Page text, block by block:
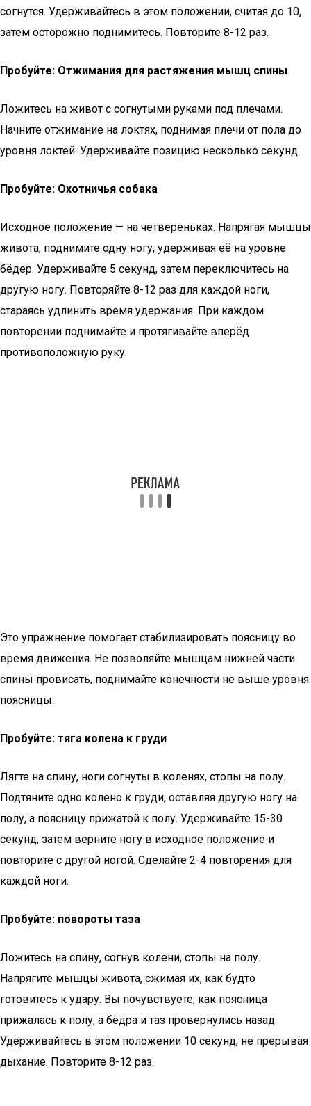
согнутся. Удерживайтесь в этом положении, считая до 10,
затем осторожно поднимитесь. Повторите 8-12 раз.
Пробуйте: Отжимания для растяжения мышц спины
Ложитесь на живот с согнутыми руками под плечами.
Начните отжимание на локтях, поднимая плечи от пола до
уровня локтей. Удерживайте позицию несколько секунд.
Пробуйте: Охотничья собака
Исходное положение — на четвереньках. Напрягая мышцы
живота, поднимите одну ногу, удерживая её на уровне
бёдер. Удерживайте 5 секунд, затем переключитесь на
другую ногу. Повторяйте 8-12 раз для каждой ноги,
стараясь удлинить время удержания. При каждом
повторении поднимайте и протягивайте вперёд
противоположную руку.
Это упражнение помогает стабилизировать поясницу во
время движения. Не позволяйте мышцам нижней части
спины провисать, поднимайте конечности не выше уровня
поясницы.
Пробуйте: тяга колена к груди
Лягте на спину, ноги согнуты в коленях, стопы на полу.
Подтяните одно колено к груди, оставляя другую ногу на
полу, а поясницу прижатой к полу. Удерживайте 15-30
секунд, затем верните ногу в исходное положение и
повторите с другой ногой. Сделайте 2-4 повторения для
каждой ноги.
Пробуйте: повороты таза
Ложитесь на спину, согнув колени, стопы на полу.
Напрягите мышцы живота, сжимая их, как будто
готовитесь к удару. Вы почувствуете, как поясница
прижалась к полу, а бёдра и таз провернулись назад.
Удерживайтесь в этом положении 10 секунд, не прерывая
дыхание. Повторите 8-12 раз.